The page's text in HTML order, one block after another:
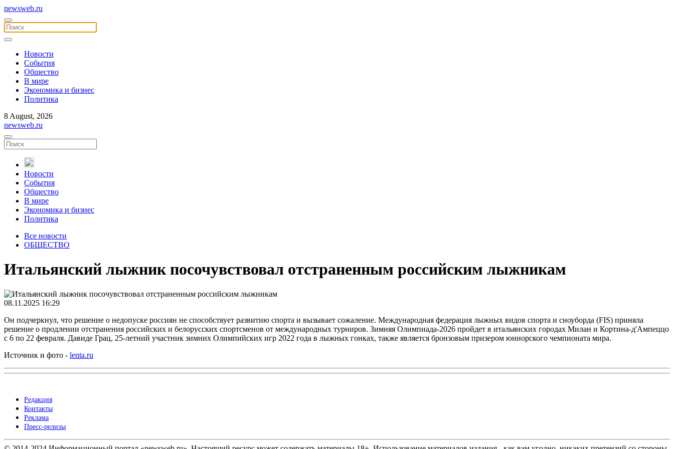
newsweb.ru
Новости
События
Общество
В мире
Экономика и бизнес
Политика
8 August, 2026
newsweb.ru
Новости
События
Общество
В мире
Экономика и бизнес
Политика
Все новости
ОБЩЕСТВО
Итальянский лыжник посочувствовал отстраненным российским лыжникам
08.11.2025 16:29
Он подчеркнул, что решение о недопуске россиян не способствует развитию спорта и вызывает сожаление. Международная федерация лыжных видов спорта и сноуборда (FIS) приняла
решение о продлении отстранения российских и белорусских спортсменов от международных турниров. Зимняя Олимпиада-2026 пройдет в итальянских городах Милан и Кортина-д'Ампеццо
с 6 по 22 февраля. Давиде Грац, 25-летний участник зимних Олимпийских игр 2022 года в лыжных гонках, также является бронзовым призером юниорского чемпионата мира.
Источник и фото - lenta.ru
Редакция
Контакты
Реклама
Пресс-релизы